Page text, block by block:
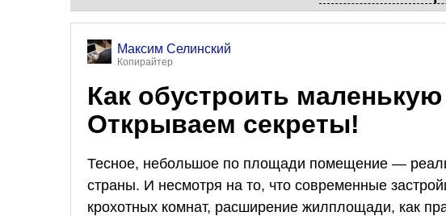
Максим Селинский
Копирайтер
Как обустроить
Открываем секреты!
Тесное, небольшое по площади помещение —
страны. И несмотря на то, что современные
крохотных комнат, расширение жилплощади, как